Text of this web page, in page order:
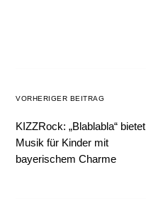
VORHERIGER BEITRAG
KIZZRock: „Blablabla“ bietet
Musik für Kinder mit
bayerischem Charme